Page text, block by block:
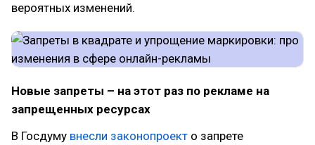
вероятных изменений.
Новые запреты – на этот раз по рекламе на
запрещенных ресурсах
В Госдуму внесли законопроект о запрете